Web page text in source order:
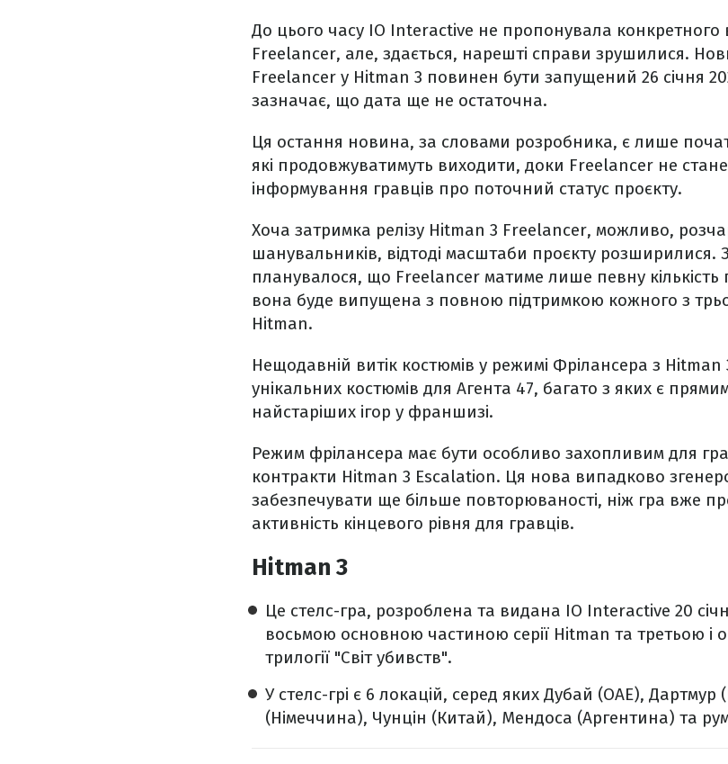
До цього часу IO Interactive не пропонувала конкретного
Freelancer, але, здається, нарешті справи зрушилися.
Freelancer у Hitman 3 повинен бути запущений 26 січня
зазначає, що дата ще не остаточна.
Ця остання новина, за словами розробника, є лише
які продовжуватимуть виходити, доки Freelancer не
інформування гравців про поточний статус проєкту.
Хоча затримка релізу Hitman 3 Freelancer, можливо,
шанувальників, відтоді масштаби проєкту розширилися.
планувалося, що Freelancer матиме лише певну кількість
вона буде випущена з повною підтримкою кожного з
Hitman.
Нещодавній витік костюмів у режимі Фрілансера з
унікальних костюмів для Агента 47, багато з яких є
найстаріших ігор у франшизі.
Режим фрілансера має бути особливо захопливим для
контракти Hitman 3 Escalation. Ця нова випадково
забезпечувати ще більше повторюваності, ніж гра вже
активність кінцевого рівня для гравців.
Hitman 3
Це стелс-гра, розроблена та видана IO Interactive 20
восьмою основною частиною серії Hitman та третьою і
трилогії "Світ убивств".
У стелс-грі є 6 локацій, серед яких Дубай (ОАЕ), Дартмур
(Німеччина), Чунцін (Китай), Мендоса (Аргентина) та